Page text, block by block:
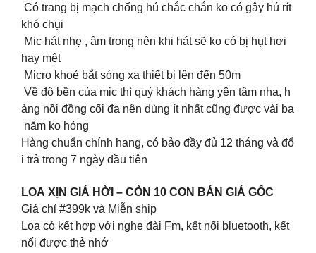
Có trang bị mạch chống hú chắc chắn ko có gây hú rít
khó chụi
Mic hát nhẹ , âm trong nên khi hát sẽ ko có bị hụt hơi
hay mệt
Micro khoẻ bắt sóng xa thiết bị lên đến 50m
Về độ bền của mic thì quý khách hàng yên tâm nha, h
àng nồi đồng cối đa nên dùng ít nhất cũng được vài ba
năm ko hỏng
Hàng chuẩn chính hang, có bảo đầy đủ 12 tháng và đổ
i trả trong 7 ngày đầu tiên
LOA XỊN GIÁ HỜI – CÒN 10 CON BÁN GIÁ GỐC
Giá chỉ #399k và Miễn ship
Loa có kết hợp với nghe đài Fm, kết nối bluetooth, kết
nối được thẻ nhớ